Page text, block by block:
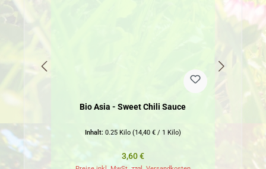
Bio Asia - Sweet Chili Sauce
Inhalt: 0.25 Kilo (14,40 € / 1 Kilo)
Regulärer Preis:
3,60 €